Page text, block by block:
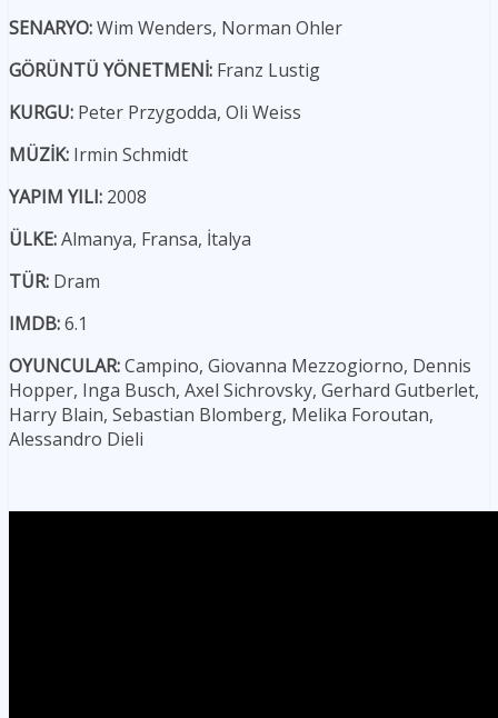
SENARYO:Wim Wenders, Norman Ohler
GÖRÜNTÜ YÖNETMENİ: Franz Lustig
KURGU: Peter Przygodda, Oli Weiss
MÜZİK: Irmin Schmidt
YAPIM YILI: 2008
ÜLKE:Almanya, Fransa, İtalya
TÜR: Dram
IMDB:6.1
OYUNCULAR:Campino, Giovanna Mezzogiorno, Dennis
Hopper, Inga Busch, Axel Sichrovsky, Gerhard Gutberlet,
Harry Blain, Sebastian Blomberg, Melika Foroutan,
Alessandro Dieli